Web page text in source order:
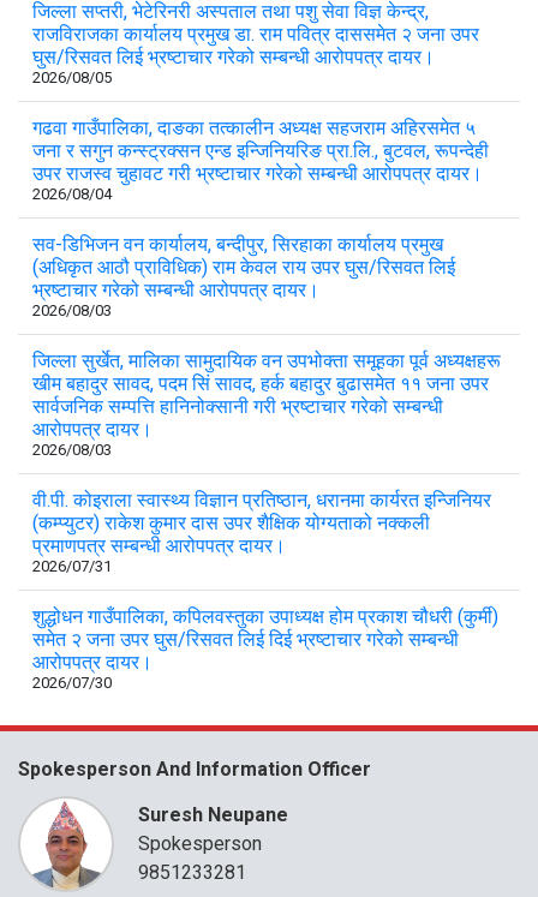
जिल्ला सप्तरी, भेटेरिनरी अस्पताल तथा पशु सेवा विज्ञ केन्द्र,
राजविराजका कार्यालय प्रमुख डा. राम पवित्र दाससमेत २ जना उपर
घुस/रिसवत लिई भ्रष्टाचार गरेको सम्बन्धी आरोपपत्र दायर।
2026/08/05
गढवा गाउँपालिका, दाङका तत्कालीन अध्यक्ष सहजराम अहिरसमेत ५
जना र सगुन कन्स्ट्रक्सन एन्ड इन्जिनियरिङ प्रा.लि., बुटवल, रूपन्देही
उपर राजस्व चुहावट गरी भ्रष्टाचार गरेको सम्बन्धी आरोपपत्र दायर।
2026/08/04
सव-डिभिजन वन कार्यालय, बन्दीपुर, सिरहाका कार्यालय प्रमुख
(अधिकृत आठौ प्राविधिक) राम केवल राय उपर घुस/रिसवत लिई
भ्रष्टाचार गरेको सम्बन्धी आरोपपत्र दायर।
2026/08/03
जिल्ला सुर्खेत, मालिका सामुदायिक वन उपभोक्ता समूहका पूर्व अध्यक्षहरू
खीम बहादुर सावद, पदम सिं सावद, हर्क बहादुर बुढासमेत ११ जना उपर
सार्वजनिक सम्पत्ति हानिनोक्सानी गरी भ्रष्टाचार गरेको सम्बन्धी
आरोपपत्र दायर।
2026/08/03
वी.पी. कोइराला स्वास्थ्य विज्ञान प्रतिष्ठान, धरानमा कार्यरत इन्जिनियर
(कम्प्युटर) राकेश कुमार दास उपर शैक्षिक योग्यताको नक्कली
प्रमाणपत्र सम्बन्धी आरोपपत्र दायर।
2026/07/31
शुद्धोधन गाउँपालिका, कपिलवस्तुका उपाध्यक्ष होम प्रकाश चौधरी (कुर्मी)
समेत २ जना उपर घुस/रिसवत लिई दिई भ्रष्टाचार गरेको सम्बन्धी
आरोपपत्र दायर।
2026/07/30
Spokesperson And Information Officer
Suresh Neupane
Spokesperson
9851233281